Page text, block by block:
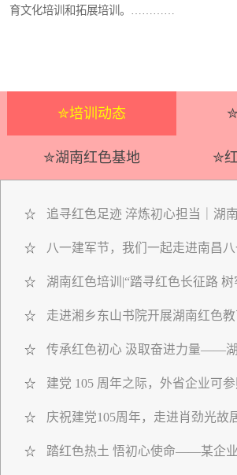
育文化培训和拓展培训。…………
✮培训动态
✮湖南红色基地 ✮
☆ 追寻红色足迹 淬炼初心担当｜湖
☆ 八一建军节，我们一起走进南昌
☆ 湖南红色培训|“踏寻红色长征路 树
☆ 走进湘乡东山书院开展湖南红色
☆ 传承红色初心 汲取奋进力量——
☆ 建党 105 周年之际，外省企业可
☆ 庆祝建党105周年，走进肖劲光故
☆ 踏红色热土 悟初心使命——某企